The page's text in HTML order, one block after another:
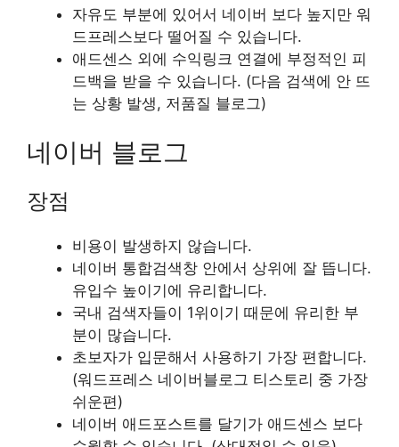
자유도 부분에 있어서 네이버 보다 높지만 워
드프레스보다 떨어질 수 있습니다.
애드센스 외에 수익링크 연결에 부정적인 피
드백을 받을 수 있습니다. (다음 검색에 안 뜨
는 상황 발생, 저품질 블로그)
네이버 블로그
장점
비용이 발생하지 않습니다.
네이버 통합검색창 안에서 상위에 잘 뜹니다.
유입수 높이기에 유리합니다.
국내 검색자들이 1위이기 때문에 유리한 부
분이 많습니다.
초보자가 입문해서 사용하기 가장 편합니다.
(워드프레스 네이버블로그 티스토리 중 가장
쉬운편)
네이버 애드포스트를 달기가 애드센스 보다